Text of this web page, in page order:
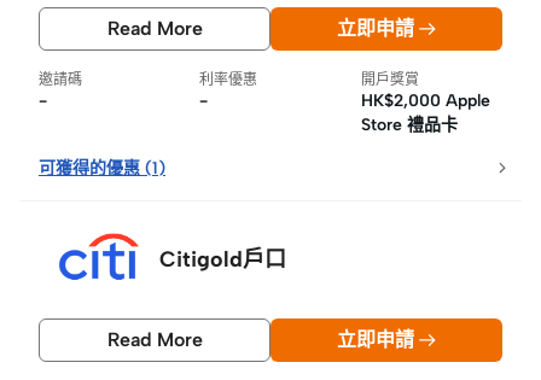
Read More 立即申請
邀請碼
-
利率優惠
-
開戶獎賞
HK$2,000 Apple
Store 禮品卡
可獲得的優惠 (1)
Citigold戶口
Read More 立即申請